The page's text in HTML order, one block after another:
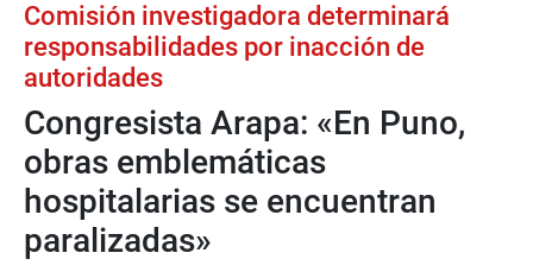
Comisión investigadora determinará
responsabilidades por inacción de
autoridades
Congresista Arapa: «En Puno,
obras emblemáticas
hospitalarias se encuentran
paralizadas»